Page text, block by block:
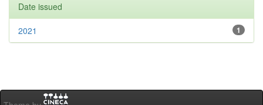
Date issued
1
2021